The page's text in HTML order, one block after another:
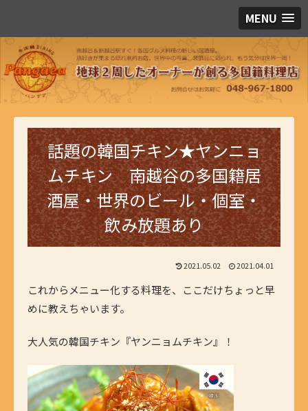
MENU
話題の韓国チキン★ヤンニョ
ムチキン 南越谷の多国籍居
酒屋・世界のビール・個室・
飲み放題あり
2021.05.02 2021.04.01
これからメニュー化する料理を、ここだけちょっと早
めに教えちゃいます。
大人気の韓国チキン『ヤンニョムチキン』！